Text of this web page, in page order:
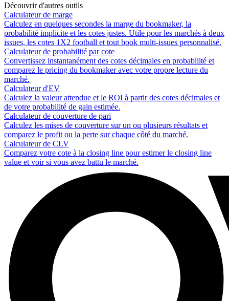
Découvrir d'autres outils
Calculateur de marge
Calculez en quelques secondes la marge du bookmaker, la
probabilité implicite et les cotes justes. Utile pour les marchés à deux
issues, les cotes 1X2 football et tout book multi-issues personnalisé.
Calculateur de probabilité par cote
Convertissez instantanément des cotes décimales en probabilité et
comparez le pricing du bookmaker avec votre propre lecture du
marché.
Calculateur d'EV
Calculez la valeur attendue et le ROI à partir des cotes décimales et
de votre probabilité de gain estimée.
Calculateur de couverture de pari
Calculez les mises de couverture sur un ou plusieurs résultats et
comparez le profit ou la perte sur chaque côté du marché.
Calculateur de CLV
Comparez votre cote à la closing line pour estimer le closing line
value et voir si vous avez battu le marché.